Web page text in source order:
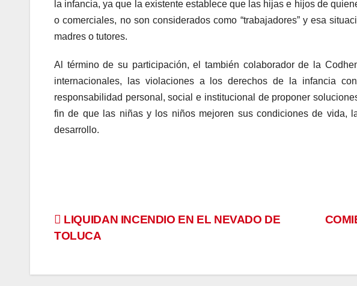
la infancia, ya que la existente establece que las hijas e hijos de
o comerciales, no son considerados como “trabajadores” y esa
madres o tutores.
Al término de su participación, el también colaborador de la
internacionales, las violaciones a los derechos de la infancia
responsabilidad personal, social e institucional de proponer
fin de que las niñas y los niños mejoren sus condiciones de vida,
desarrollo.
Navegación
entradas
LIQUIDAN INCENDIO EN EL NEVADO DE
TOLUCA